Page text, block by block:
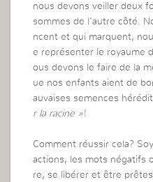
nous devons veiller deux
sommes de l’autre côté.
ncent et qui marquent,
e représenter le royaume
ous devons le faire de la
ue nos enfants aient de
auvaises semences
r la racine » !
Comment réussir cela?
actions, les mots négatifs
re, se libérer et être